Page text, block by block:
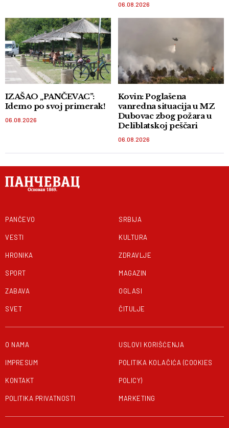
06.08.2026
IZAŠAO „PANČEVAC”:
Idemo po svoj primerak!
06.08.2026
Kovin: Poglašena
vanredna situacija u MZ
Dubovac zbog požara u
Deliblatskoj peščari
06.08.2026
PANČEVO
VESTI
HRONIKA
SPORT
ZABAVA
SVET
SRBIJA
KULTURA
ZDRAVLJE
MAGAZIN
OGLASI
ČITULJE
O NAMA
IMPRESUM
KONTAKT
POLITIKA PRIVATNOSTI
USLOVI KORIŠĆENJA
POLITIKA KOLAČIĆA (COOKIES
POLICY)
MARKETING